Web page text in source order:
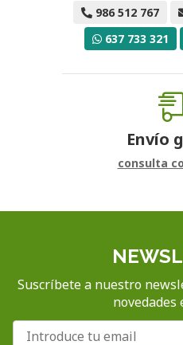
986 512 767
637 733 321
Envío
consulta
Suscríbete a nuestro
novedades